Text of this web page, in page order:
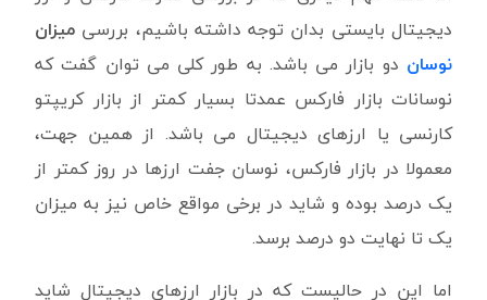
دیجیتال بایستی بدان توجه داشته باشیم، بررسی میزان
نوسان دو بازار می باشد. به طور کلی می توان گفت که
نوسانات بازار فارکس عمدتا بسیار کمتر از بازار کریپتو
کارنسی یا ارزهای دیجیتال می باشد. از همین جهت،
معمولا در بازار فارکس، نوسان جفت ارزها در روز کمتر از
یک درصد بوده و شاید در برخی مواقع خاص نیز به میزان
یک تا نهایت دو درصد برسد.
اما این در حالیست که در بازار ارزهای دیجیتال شاید